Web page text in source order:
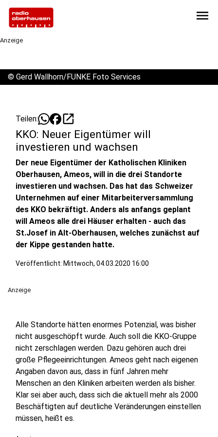
menu
Anzeige
© Gerd Wallhorn/FUNKE Foto Services
Teilen: open_in_new
KKO: Neuer Eigentümer will
investieren und wachsen
Der neue Eigentümer der Katholischen Kliniken
Oberhausen, Ameos, will in die drei Standorte
investieren und wachsen. Das hat das Schweizer
Unternehmen auf einer Mitarbeiterversammlung
des KKO bekräftigt. Anders als anfangs geplant
will Ameos alle drei Häuser erhalten - auch das
St.Josef in Alt-Oberhausen, welches zunächst auf
der Kippe gestanden hatte.
Veröffentlicht: Mittwoch, 04.03.2020 16:00
Anzeige
Alle Standorte hätten enormes Potenzial, was bisher
nicht ausgeschöpft wurde. Auch soll die KKO-Gruppe
nicht zerschlagen werden. Dazu gehören auch drei
große Pflegeeinrichtungen. Ameos geht nach eigenen
Angaben davon aus, dass in fünf Jahren mehr
Menschen an den Kliniken arbeiten werden als bisher.
Klar sei aber auch, dass sich die aktuell mehr als 2000
Beschäftigten auf deutliche Veränderungen einstellen
müssen, heißt es.